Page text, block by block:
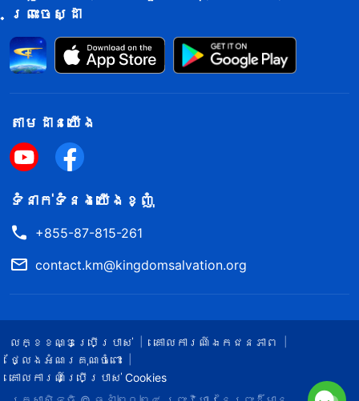
ព្រះចេស្ដា
តាម​ដាន​យើង​
ទំនាក់​ទំនង​យើង​ខ្ញុំ
+855-87-815-261
contact.km@kingdomsalvation.org
លក្ខខណ្ឌ​ប្រើប្រាស់​
គោលការណ៍ឯកជនភាព
ថ្លែងអំណរគុណចំពោះ
គោលការណ៍ប្រើប្រាស់ Cookies